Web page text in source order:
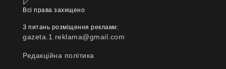
Всі права захищено
З питань розміщення реклами:
gazeta.1.reklama@gmail.com
Редакційна політика